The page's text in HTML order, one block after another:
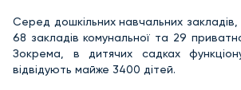
Серед дошкільних навчальних
68 закладів комунальної та 29
Зокрема, в дитячих садках
відвідують майже 3400 дітей.